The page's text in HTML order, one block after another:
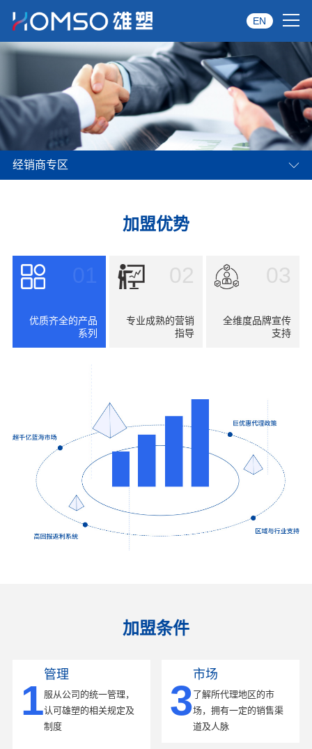
关于雄塑
品牌服务
经销商专区
EN
经销商专区
加盟优势
优质齐全的产品
系列
02
专业成熟的营销
指导
03
全维度品牌宣传
支持
加盟条件
1
管理
服从公司的统一管理，
认可雄塑的相关规定及
制度
3
市场
了解所代理地区的市
场，拥有一定的销售渠
道及人脉